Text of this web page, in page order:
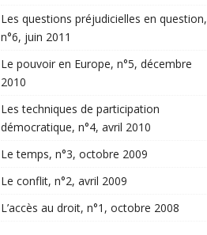
Les questions préjudicielles en question,
n°6, juin 2011
Le pouvoir en Europe, n°5, décembre
2010
Les techniques de participation
démocratique, n°4, avril 2010
Le temps, n°3, octobre 2009
Le conflit, n°2, avril 2009
L’accès au droit, n°1, octobre 2008